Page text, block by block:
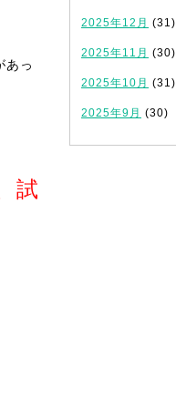
あっ
試
2025年12月 (31)
2025年11月 (30)
2025年10月 (31)
2025年9月 (30)